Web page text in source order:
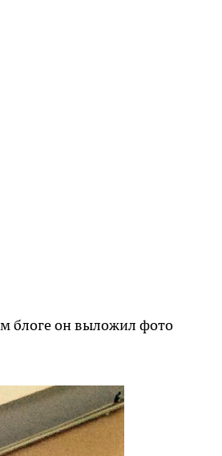
блоге он выложил фото